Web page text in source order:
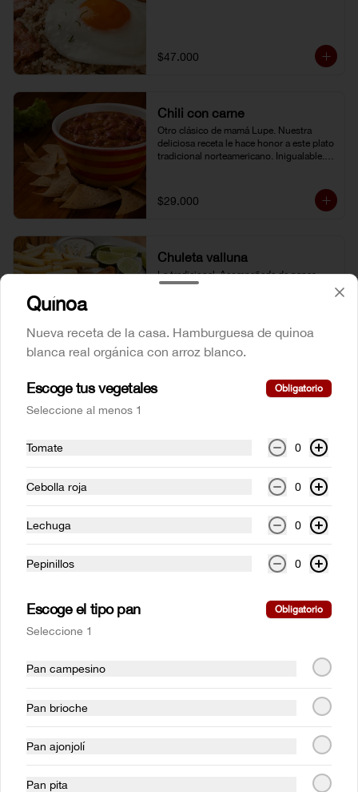
$47.000
Chili con carne
Otro clásico de mamá Lupe. Nuestra
deliciosa receta le hace honor a este plato
tradicional norteamericano. Inigualable.
$29.000
Chuleta valluna
La tradicional. Acompañada de papas
francesas y ensalada de la casa, servida
Pechuga a la plancha
Salmón a la plancha
Filete de salmón a la plancha con salsa
teriyaki. Con cualquiera de nuestros
Parrilla
Costillas mundiales 1/4 rack
Costilla de cerdo BBQ  a la parrilla (Corte
Quínoa
Nueva receta de la casa. Hamburguesa de quinoa
blanca real orgánica con arroz blanco.
Escoge tus vegetales Obligatorio
Seleccione al menos 1
Tomate 0
Cebolla roja 0
Lechuga 0
Pepinillos 0
Escoge el tipo pan Obligatorio
Seleccione 1
Pan campesino
Pan brioche
Pan ajonjolí
Pan pita